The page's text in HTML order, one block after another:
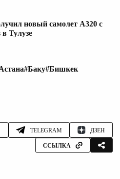
новый самолет A320 с
Тулузе
#Баку#Бишкек
TELEGRAM ДЗЕН
ССЫЛКА